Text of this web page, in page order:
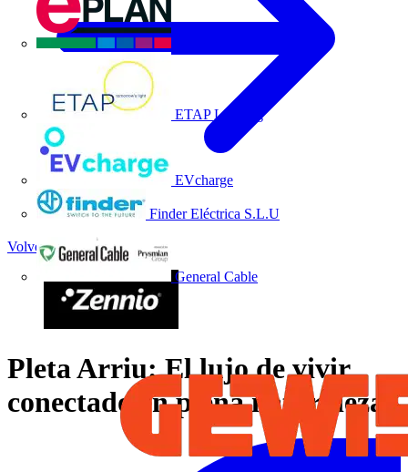
ETAP Lighting
EVcharge
Finder Eléctrica S.L.U
General Cable
Volver a Noticias
Pleta Arriu: El lujo de vivir
conectado en plena naturaleza